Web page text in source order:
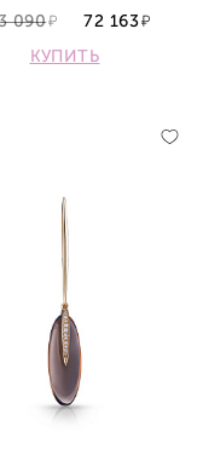
090
72 163
КУПИТЬ